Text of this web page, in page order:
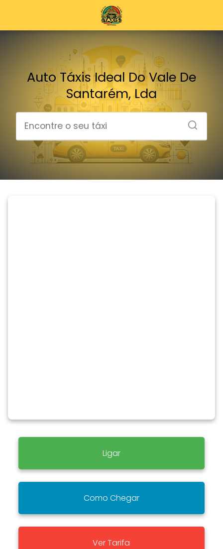
Auto Táxis Ideal Do Vale De
Santarém, Lda
Ligar
Como Chegar
Ver Tarifa